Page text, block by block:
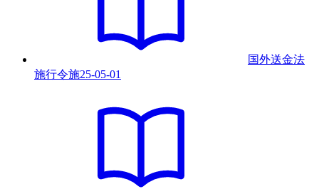
国外送金法
施行令施25-05-01